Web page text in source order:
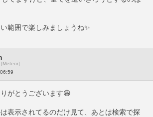
範囲で楽しみましょうね✨️
がとうございます😆
表示されてるのだけ見て、あとは検索で探